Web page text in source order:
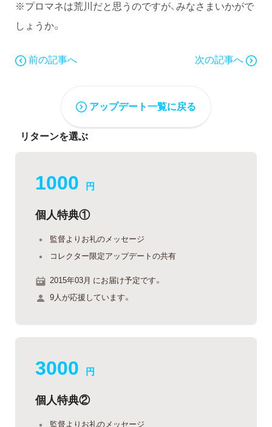
※プロマネは荒川だと思うのですが、みなさまいかがで
しょうか。
前の記事へ 次の記事へ
アップデート一覧に戻る
リターンを選ぶ
1000 円
個人特典①
監督よりお礼のメッセージ
コレクター限定アップデートの共有
2015年03月 にお届け予定です。
9人が応援しています。
3000 円
個人特典②
監督よりお礼のメッセージ